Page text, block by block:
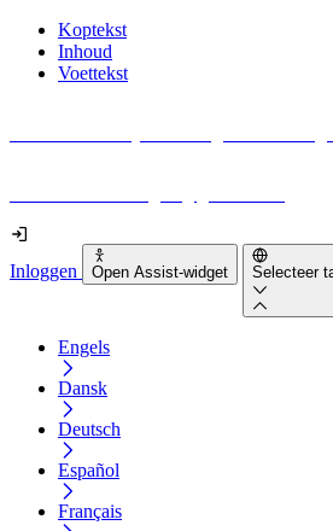
Koptekst
Inhoud
Voettekst
Inloggen Open Assist-widget Selecteer
Engels
Dansk
Deutsch
Español
Français